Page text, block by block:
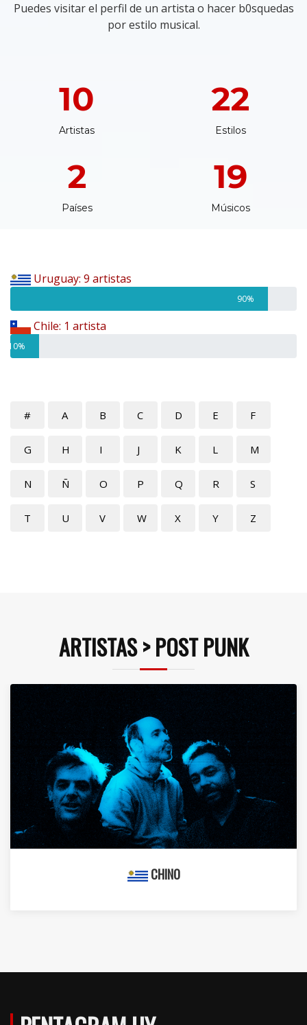
Puedes visitar el perfil de un artista o hacer b0squedas
por estilo musical.
10
Artistas
22
Estilos
2
Países
19
Músicos
Uruguay: 9 artistas
90%
Chile: 1 artista
10%
# A B C D E F
G H I J K L M
N Ñ O P Q R S
T U V W X Y Z
ARTISTAS > POST PUNK
CHINO